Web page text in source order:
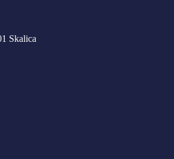
Skalica